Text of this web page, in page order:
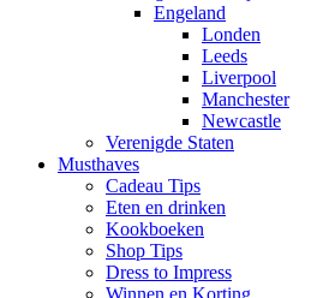
Engeland
Londen
Leeds
Liverpool
Manchester
Newcastle
Verenigde Staten
Musthaves
Cadeau Tips
Eten en drinken
Kookboeken
Shop Tips
Dress to Impress
Winnen en Korting